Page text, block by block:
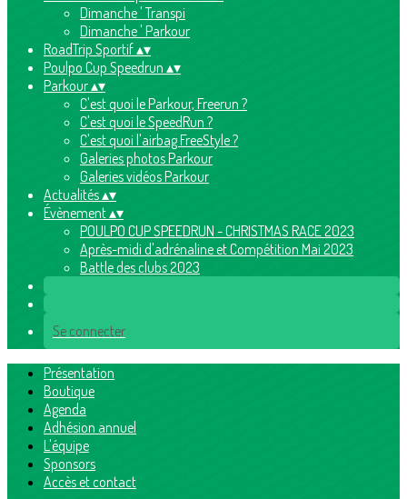
Dimanche ' Transpi
Dimanche ' Parkour
RoadTrip Sportif▴▾
Poulpo Cup Speedrun ▴▾
Parkour▴▾
C'est quoi le Parkour, Freerun ?
C'est quoi le SpeedRun ?
C'est quoi l'airbag FreeStyle ?
Galeries photos Parkour
Galeries vidéos Parkour
Actualités▴▾
Évènement▴▾
POULPO CUP SPEEDRUN - CHRISTMAS RACE 2023
Après-midi d'adrénaline et Compétition Mai 2023
Battle des clubs 2023
Se connecter
Présentation
Boutique
Agenda
Adhésion annuel
L'équipe
Sponsors
Accès et contact